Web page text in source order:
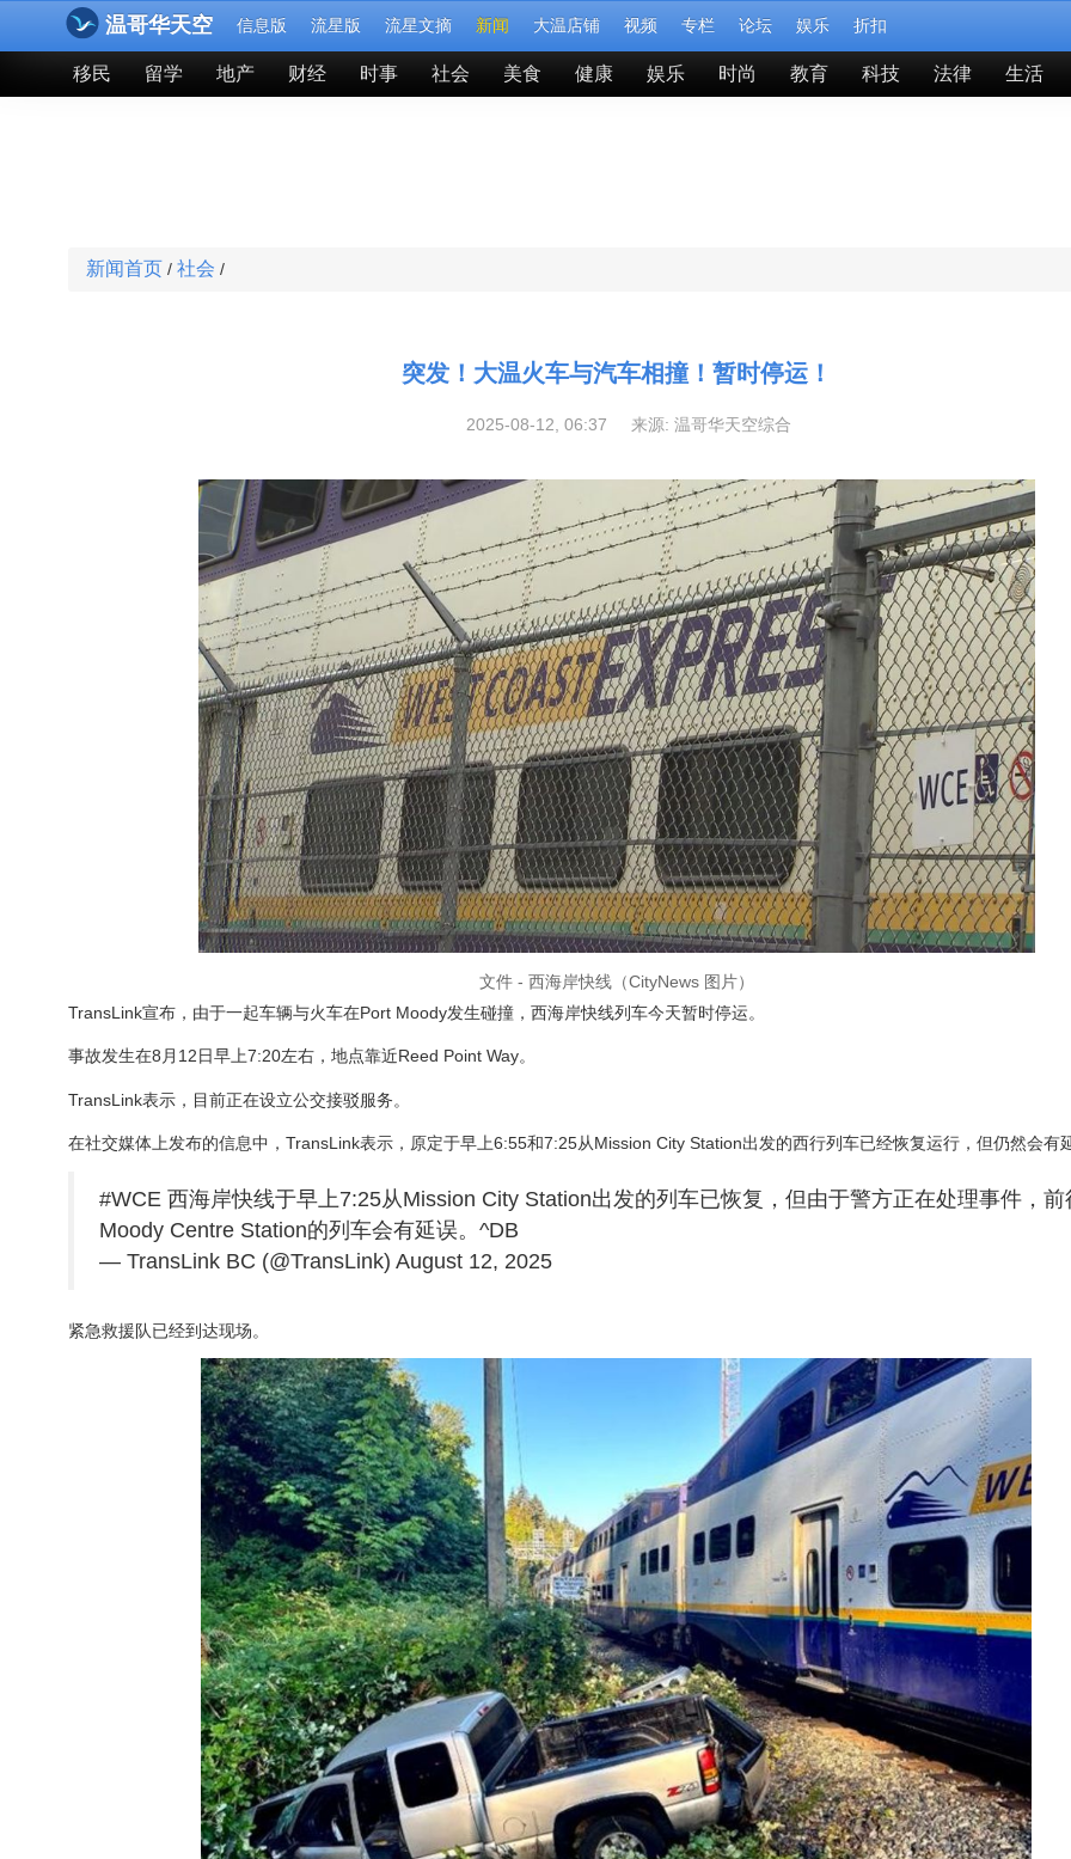
温哥华天空 信息版 流星版 流星文摘 新闻 大温店铺 视频 专栏 论坛 娱乐 折扣
移民 留学 地产 财经 时事 社会 美食 健康 娱乐 时尚 教育 科技 法律 生活
新闻首页 / 社会 /
突发！大温火车与汽车相撞！暂时停运！
2025-08-12, 06:37 来源: 温哥华天空综合
文件 - 西海岸快线（CityNews 图片）
TransLink宣布，由于一起车辆与火车在Port Moody发生碰撞，西海岸快线列车今天暂时停运。
事故发生在8月12日早上7:20左右，地点靠近Reed Point Way。
TransLink表示，目前正在设立公交接驳服务。
在社交媒体上发布的信息中，TransLink表示，原定于早上6:55和7:25从Mission City Station出发的西行列车已经恢复运行，但仍然会有
#WCE 西海岸快线于早上7:25从Mission City Station出发的列车已恢复，但由于警方正在处理事件，前
Moody Centre Station的列车会有延误。^DB
— TransLink BC (@TransLink) August 12, 2025
紧急救援队已经到达现场。